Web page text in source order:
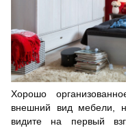
Хорошо
внешний вид мебели,
видите на первый